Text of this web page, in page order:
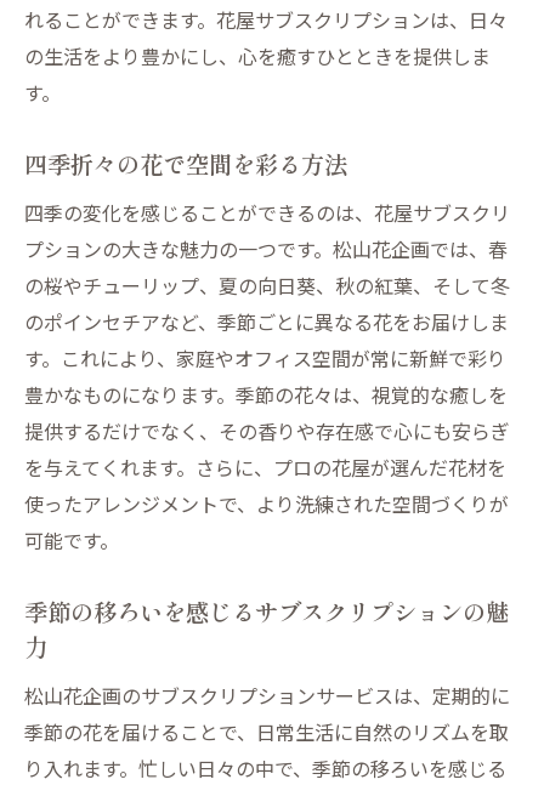
れることができます。花屋サブスクリプションは、日々
の生活をより豊かにし、心を癒すひとときを提供しま
す。
四季折々の花で空間を彩る方法
四季の変化を感じることができるのは、花屋サブスクリ
プションの大きな魅力の一つです。松山花企画では、春
の桜やチューリップ、夏の向日葵、秋の紅葉、そして冬
のポインセチアなど、季節ごとに異なる花をお届けしま
す。これにより、家庭やオフィス空間が常に新鮮で彩り
豊かなものになります。季節の花々は、視覚的な癒しを
提供するだけでなく、その香りや存在感で心にも安らぎ
を与えてくれます。さらに、プロの花屋が選んだ花材を
使ったアレンジメントで、より洗練された空間づくりが
可能です。
季節の移ろいを感じるサブスクリプションの魅
力
松山花企画のサブスクリプションサービスは、定期的に
季節の花を届けることで、日常生活に自然のリズムを取
り入れます。忙しい日々の中で、季節の移ろいを感じる